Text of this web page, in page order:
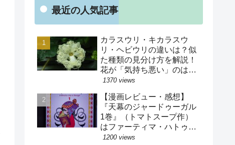
最近の人気記事
カラスウリ・キカラスウ
リ・ヘビウリの違いは？似
た種類の見分け方を解説！
花が「気持ち悪い」のは進
化の結果だった！？
1370 views
【漫画レビュー・感想】
『天幕のジャードゥーガル
1巻』（トマトスープ作）
はファーティマ・ハトゥン
の過酷な生き様と共に中世
1200 views